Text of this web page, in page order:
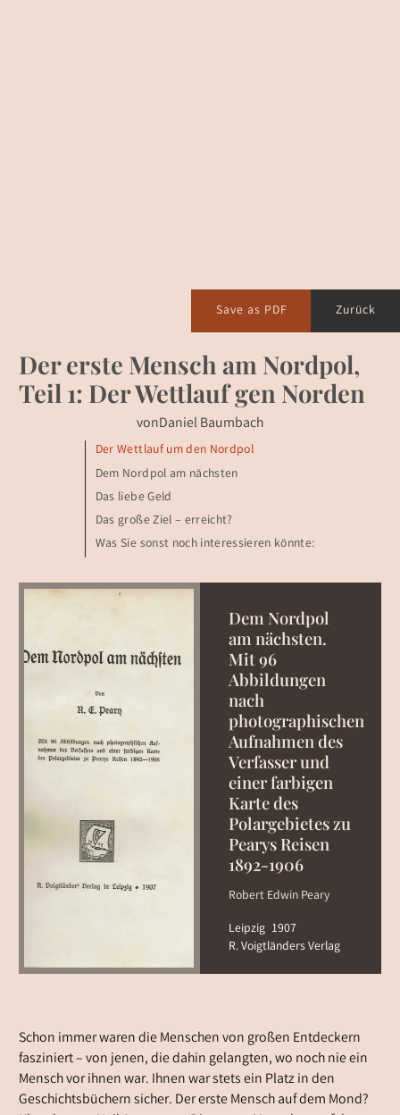
Save as PDF Zurück
Der erste Mensch am Nordpol,
Teil 1: Der Wettlauf gen Norden
vonDaniel Baumbach
Der Wettlauf um den Nordpol
Dem Nordpol am nächsten
Das liebe Geld
Das große Ziel – erreicht?
Was Sie sonst noch interessieren könnte:
Dem Nordpol
am nächsten.
Mit 96
Abbildungen
nach
photographischen
Aufnahmen des
Verfasser und
einer farbigen
Karte des
Polargebietes zu
Pearys Reisen
1892-1906
Robert Edwin Peary
Leipzig 1907
R. Voigtländers Verlag
Schon immer waren die Menschen von großen Entdeckern
fasziniert – von jenen, die dahin gelangten, wo noch nie ein
Mensch vor ihnen war. Ihnen war stets ein Platz in den
Geschichtsbüchern sicher. Der erste Mensch auf dem Mond?